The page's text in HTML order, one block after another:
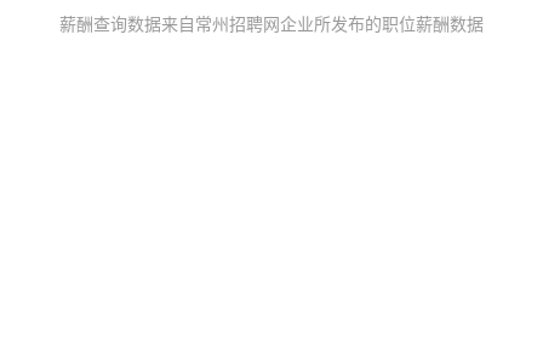
薪酬查询数据来自常州招聘网企业所发布的职位薪酬数据